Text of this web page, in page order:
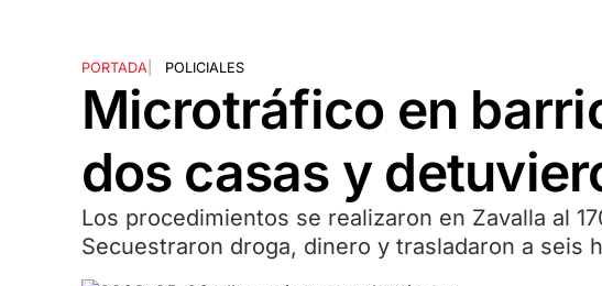
PORTADA| POLICIALES
Microtráfico en
dos casas y
Los procedimientos se realizaron en Zavalla al
Secuestraron droga, dinero y trasladaron a seis